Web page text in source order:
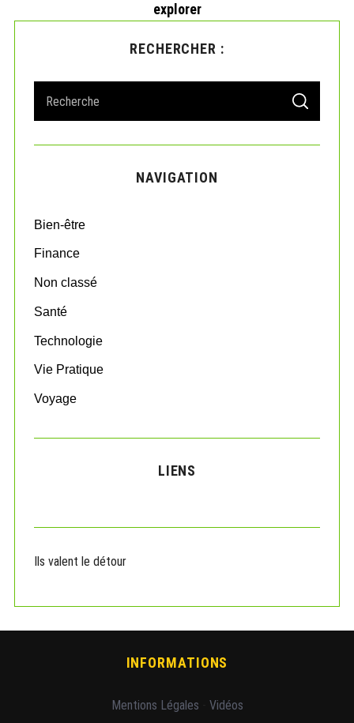
explorer
RECHERCHER :
a
r
o
:
S
A
C
NAVIGATION
Bien-être
Finance
Non classé
Santé
Technologie
Vie Pratique
Voyage
LIENS
Ils valent le détour
INFORMATIONS
Mentions Légales Vidéos